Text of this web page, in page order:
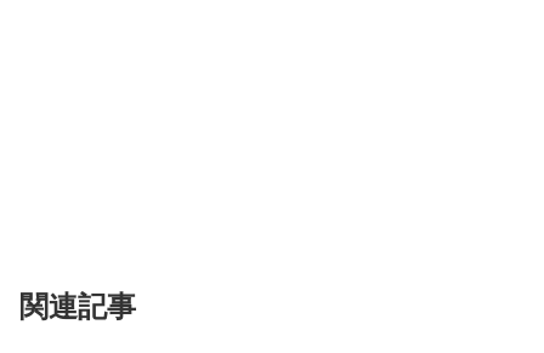
関連記事